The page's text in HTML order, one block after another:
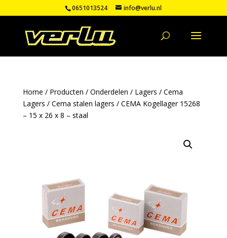
0651013524 info@verlu.nl
Home / Producten / Onderdelen / Lagers / Cema
Lagers / Cema stalen lagers / CEMA Kogellager 15268
– 15 x 26 x 8 – staal